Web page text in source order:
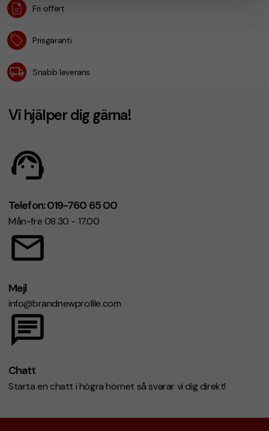
Fri offert
Prisgaranti
Snabb leverans
Vi hjälper dig gärna!
Telefon: 019-760 65 00
Mån-fre 08.30 - 17.00
Mejl
info@brandnewprofile.com
Chatt
Starta en chatt i högra hörnet så svarar vi dig direkt!